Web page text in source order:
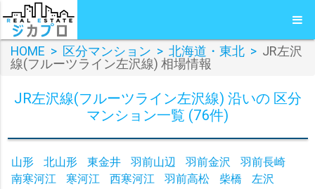
HOME > 区分マンション > 北海道・東北 > JR左沢
線(フルーツライン左沢線) 相場情報
JR左沢線(フルーツライン左沢線) 沿いの 区分
マンション一覧 (76件)
山形 北山形 東金井 羽前山辺 羽前金沢
羽前長崎
南寒河江
寒河江 西寒河江 羽前高松 柴橋 左沢